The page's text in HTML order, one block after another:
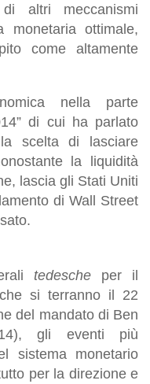
altri meccanismi
monetaria ottimale,
come altamente
nella parte
di cui ha parlato
scelta di lasciare
la liquidità
lascia gli Stati Uniti
diWall Street
tedesche per il
si terranno il 22
del mandato di Ben
gli eventi più
sistema monetario
per la direzione e